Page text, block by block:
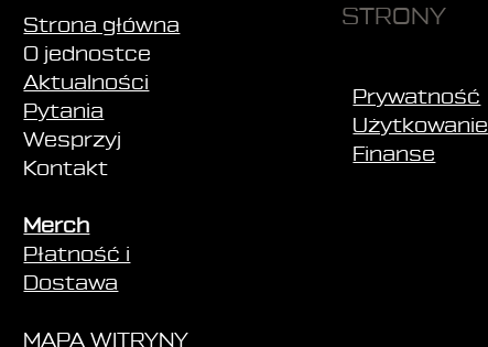
Strona główna
O jednostce
Aktualności
Pytania
Wesprzyj
Kontakt
Merch
Płatność i
Dostawa
MAPA WITRYNY
STRONY
Prywatność
Użytkowanie
Finanse